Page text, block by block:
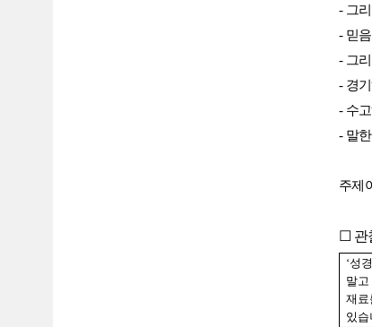
- 그
- 믿
- 그
- 경
- 수
- 말
주제
☐ 관
‘성
말
재
있